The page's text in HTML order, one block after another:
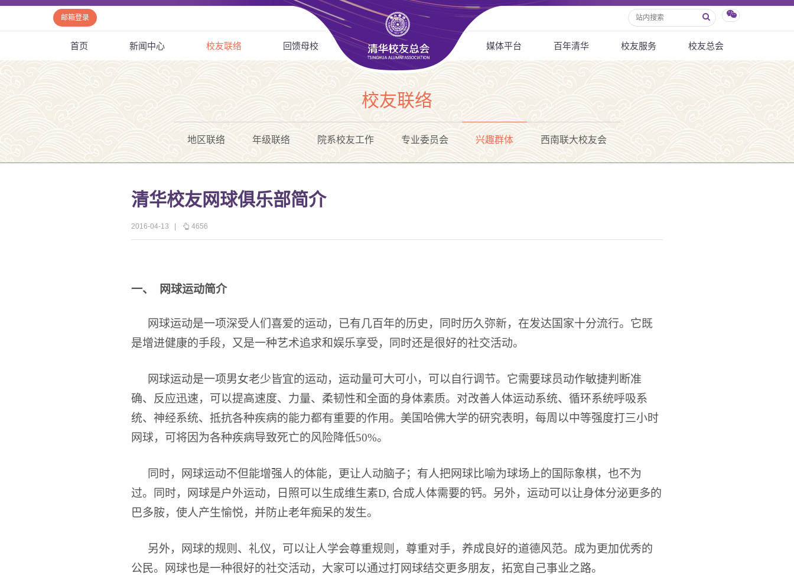
邮箱登录
首页 新闻中心 校友联络 回馈母校 媒体平台 百年清华 校友服务 校友总会
校友联络
地区联络 年级联络 院系校友工作 专业委员会 兴趣群体 西南联大校友会
清华校友网球俱乐部简介
2016-04-13 4656
一、 网球运动简介
网球运动是一项深受人们喜爱的运动，已有几百年的历史，同时历久弥新，在发达国家十分流行。它既
是增进健康的手段，又是一种艺术追求和娱乐享受，同时还是很好的社交活动。
网球运动是一项男女老少皆宜的运动，运动量可大可小，可以自行调节。它需要球员动作敏捷判断准
确、反应迅速，可以提高速度、力量、柔韧性和全面的身体素质。对改善人体运动系统、循环系统呼吸系
统、神经系统、抵抗各种疾病的能力都有重要的作用。美国哈佛大学的研究表明，每周以中等强度打三小时
网球，可将因为各种疾病导致死亡的风险降低50%。
同时，网球运动不但能增强人的体能，更让人动脑子；有人把网球比喻为球场上的国际象棋，也不为
过。同时，网球是户外运动，日照可以生成维生素D, 合成人体需要的钙。另外，运动可以让身体分泌更多的
巴多胺，使人产生愉悦，并防止老年痴呆的发生。
另外，网球的规则、礼仪，可以让人学会尊重规则，尊重对手，养成良好的道德风范。成为更加优秀的
公民。网球也是一种很好的社交活动，大家可以通过打网球结交更多朋友，拓宽自己事业之路。